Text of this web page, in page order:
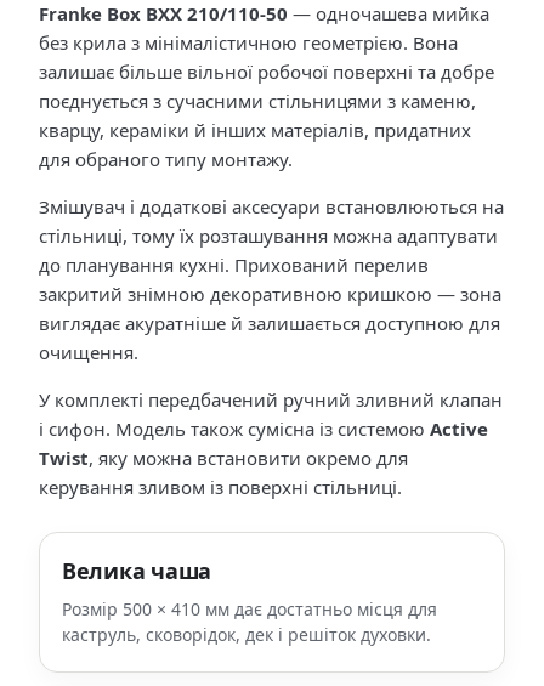
Franke Box BXX 210/110-50 — одночашева мийка
без крила з мінімалістичною геометрією. Вона
залишає більше вільної робочої поверхні та добре
поєднується з сучасними стільницями з каменю,
кварцу, кераміки й інших матеріалів, придатних
для обраного типу монтажу.
Змішувач і додаткові аксесуари встановлюються на
стільниці, тому їх розташування можна адаптувати
до планування кухні. Прихований перелив
закритий знімною декоративною кришкою — зона
виглядає акуратніше й залишається доступною для
очищення.
У комплекті передбачений ручний зливний клапан
і сифон. Модель також сумісна із системою Active
Twist, яку можна встановити окремо для
керування зливом із поверхні стільниці.
Велика чаша
Розмір 500 × 410 мм дає достатньо місця для
каструль, сковорідок, дек і решіток духовки.